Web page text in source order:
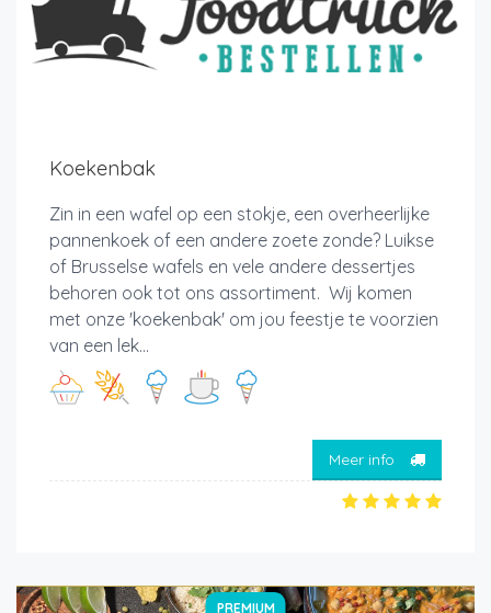
Koekenbak
Zin in een wafel op een stokje, een overheerlijke
pannenkoek of een andere zoete zonde? Luikse
of Brusselse wafels en vele andere dessertjes
behoren ook tot ons assortiment. Wij komen
met onze 'koekenbak' om jou feestje te voorzien
van een lek...
Meer info
PREMIUM